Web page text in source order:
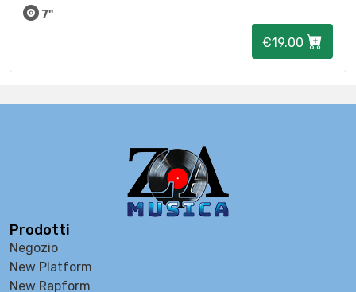
7"
€19.00
Prodotti
Negozio
New Platform
New Rapform